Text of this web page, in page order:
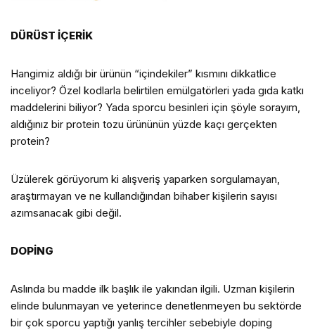
DÜRÜST İÇERİK
Hangimiz aldığı bir ürünün “içindekiler” kısmını dikkatlice
inceliyor? Özel kodlarla belirtilen emülgatörleri yada gıda katkı
maddelerini biliyor? Yada sporcu besinleri için şöyle sorayım,
aldığınız bir protein tozu ürününün yüzde kaçı gerçekten
protein?
Üzülerek görüyorum ki alışveriş yaparken sorgulamayan,
araştırmayan ve ne kullandığından bihaber kişilerin sayısı
azımsanacak gibi değil.
DOPİNG
Aslında bu madde ilk başlık ile yakından ilgili. Uzman kişilerin
elinde bulunmayan ve yeterince denetlenmeyen bu sektörde
bir çok sporcu yaptığı yanlış tercihler sebebiyle doping